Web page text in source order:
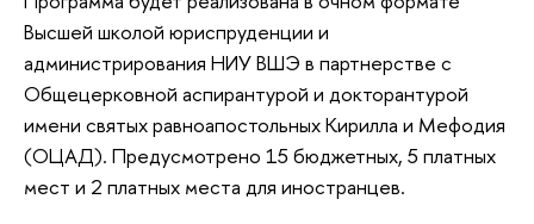
Высшей школой юриспруденции и
администрирования НИУ ВШЭ в партнерстве с
Общецерковной аспирантурой и докторантурой
имени святых равноапостольных Кирилла и Мефодия
(ОЦАД). Предусмотрено 15 бюджетных, 5 платных
мест и 2 платных места для иностранцев.